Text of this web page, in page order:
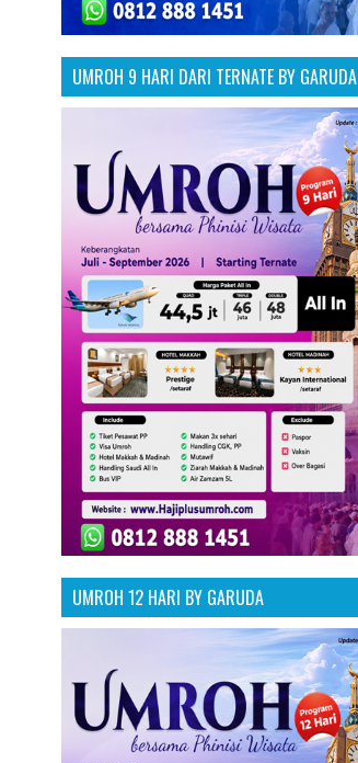
UMROH 9 HARI DARI TERNATE BY GARUDA
UMROH 12 HARI BY GARUDA